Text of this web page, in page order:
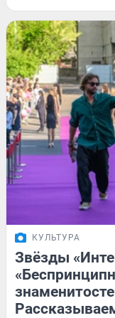
КУЛЬТУРА
Звёзды